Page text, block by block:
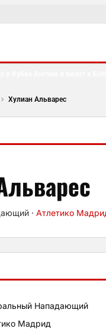
Англии и визит к Бобу
Хулиан Альварес
· Атлетико
Нападающий
Мадрид